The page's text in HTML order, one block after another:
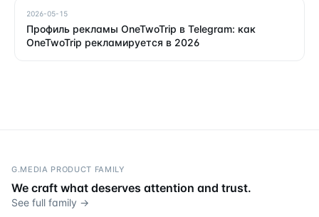
2026-05-15
Профиль рекламы OneTwoTrip в Telegram: как
OneTwoTrip рекламируется в 2026
G.MEDIA PRODUCT FAMILY
We craft what deserves attention and trust.
See full family →